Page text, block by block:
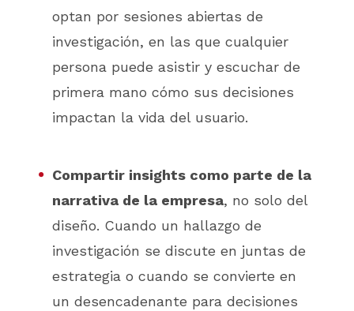
optan por sesiones abiertas de
investigación, en las que cualquier
persona puede asistir y escuchar de
primera mano cómo sus decisiones
impactan la vida del usuario.
Compartir insights como parte de la
narrativa de la empresa, no solo del
diseño. Cuando un hallazgo de
investigación se discute en juntas de
estrategia o cuando se convierte en
un desencadenante para decisiones